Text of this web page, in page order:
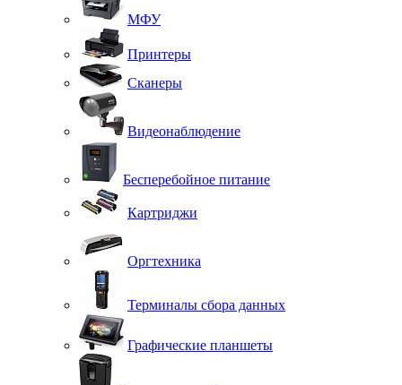
МФУ
Принтеры
Сканеры
Видеонаблюдение
Бесперебойное питание
Картриджи
Оргтехника
Терминалы сбора данных
Графические планшеты